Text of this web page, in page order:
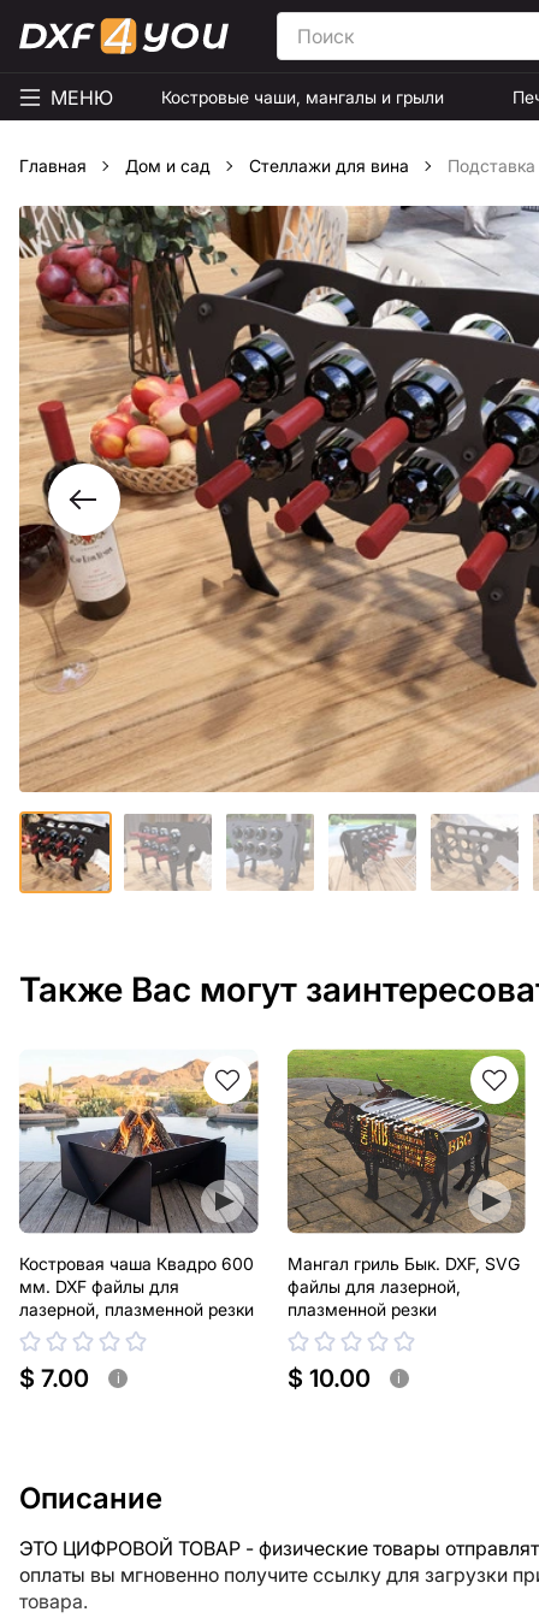
МЕНЮ Костровые чаши, мангалы и грыли
Главная Дом и сад Стеллажи для вина
Также Вас могут
Костровая чаша Квадро 600
мм. DXF файлы для
лазерной, плазменной резки
$ 7.00 i
Мангал гриль Бык. DXF, SVG
файлы для лазерной,
плазменной резки
$ 10.00 i
Описание
ЭТО ЦИФРОВОЙ ТОВАР - физические товары
оплаты вы мгновенно получите ссылку для загрузки
товара.